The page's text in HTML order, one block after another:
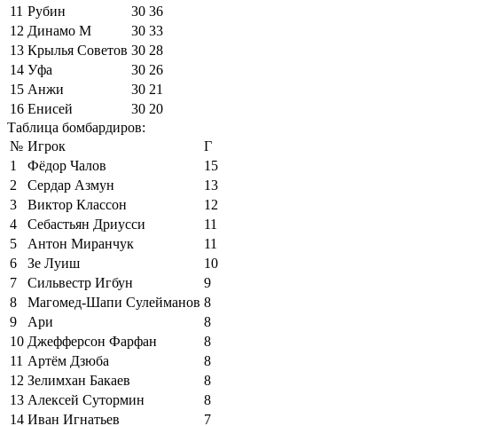
11 Рубин 30 36
12 Динамо М 30 33
13 Крылья Советов 30 28
14 Уфа 30 26
15 Анжи 30 21
16 Енисей 30 20
Таблица бомбардиров:
№ Игрок
Г
1
Фёдор Чалов
15
2
Сердар Азмун
13
3
Виктор Классон
12
4
Себастьян Дриусси
11
5
Антон Миранчук
11
6
Зе Луиш
10
7
Сильвестр Игбун
9
8
Магомед-Шапи Сулейманов 8
9
Ари
8
10 Джефферсон Фарфан
8
11 Артём Дзюба
8
12 Зелимхан Бакаев
8
13 Алексей Сутормин
8
14 Иван Игнатьев
7